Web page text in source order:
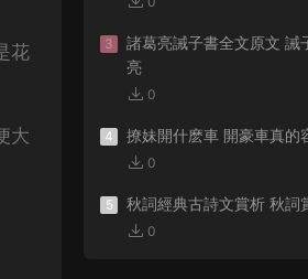
花
大
3
諸葛亮誡子書全文原文 誡
亮
0
4 撩妹開什麽車 開豪車真的
0
5 秋詞經典古詩文賞析 秋詞
0